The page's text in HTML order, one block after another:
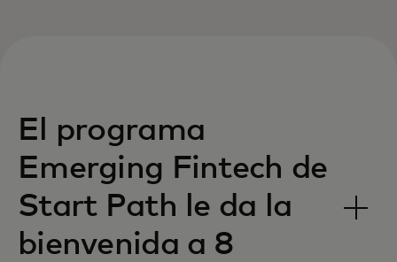
El programa
Emerging Fintech de
Start Path le da la
bienvenida a 8